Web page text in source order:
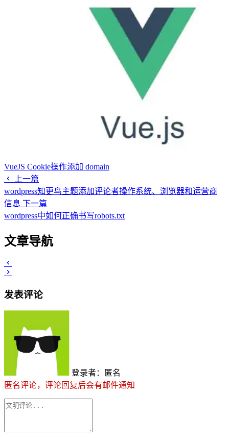
VueJS Cookie操作添加 domain
上一篇
wordpress知更鸟主题添加评论者操作系统、浏览器和运营商
信息 下一篇
wordpress中如何正确书写robots.txt
文章导航
发表评论
登录者：匿名
匿名评论，评论回复后会有邮件通知